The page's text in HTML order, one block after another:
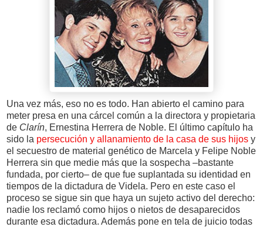
Una vez más, eso no es todo. Han abierto el camino para
meter presa en una cárcel común a la directora y propietaria
de Clarín, Ernestina Herrera de Noble. El último capítulo ha
sido la persecución y allanamiento de la casa de sus hijos y
el secuestro de material genético de Marcela y Felipe Noble
Herrera sin que medie más que la sospecha –bastante
fundada, por cierto– de que fue suplantada su identidad en
tiempos de la dictadura de Videla. Pero en este caso el
proceso se sigue sin que haya un sujeto activo del derecho:
nadie los reclamó como hijos o nietos de desaparecidos
durante esa dictadura. Además pone en tela de juicio todas